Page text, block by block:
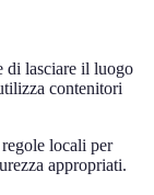
di lasciare il luogo
contenitori
locali per
appropriati.